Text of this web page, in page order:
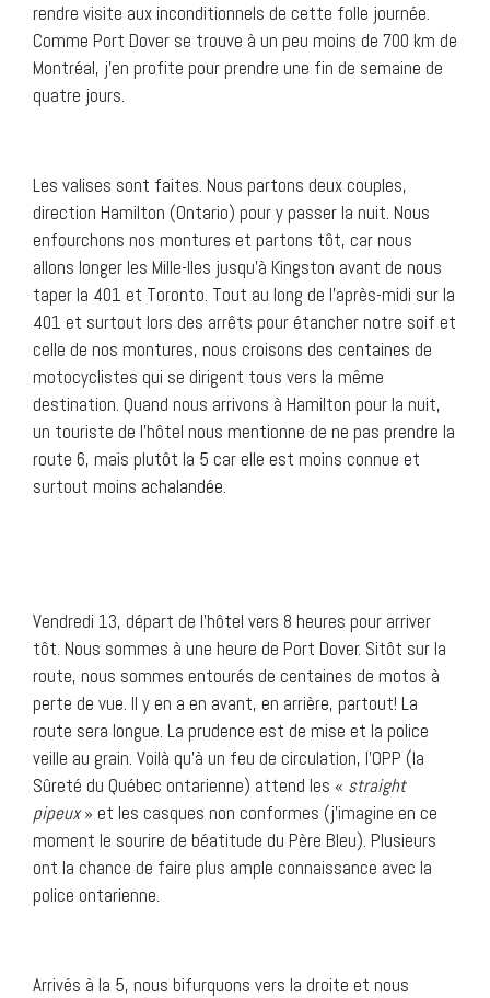
rendre visite aux inconditionnels de cette folle journée.
Comme Port Dover se trouve à un peu moins de 700 km de
Montréal, j’en profite pour prendre une fin de semaine de
quatre jours.
Les valises sont faites. Nous partons deux couples,
direction Hamilton (Ontario) pour y passer la nuit. Nous
enfourchons nos montures et partons tôt, car nous
allons longer les Mille-Iles jusqu’à Kingston avant de nous
taper la 401 et Toronto. Tout au long de l’après-midi sur la
401 et surtout lors des arrêts pour étancher notre soif et
celle de nos montures, nous croisons des centaines de
motocyclistes qui se dirigent tous vers la même
destination. Quand nous arrivons à Hamilton pour la nuit,
un touriste de l’hôtel nous mentionne de ne pas prendre la
route 6, mais plutôt la 5 car elle est moins connue et
surtout moins achalandée.
Vendredi 13, départ de l’hôtel vers 8 heures pour arriver
tôt. Nous sommes à une heure de Port Dover. Sitôt sur la
route, nous sommes entourés de centaines de motos à
perte de vue. Il y en a en avant, en arrière, partout! La
route sera longue. La prudence est de mise et la police
veille au grain. Voilà qu’à un feu de circulation, l’OPP (la
Sûreté du Québec ontarienne) attend les « straight
pipeux» et les casques non conformes (j’imagine en ce
moment le sourire de béatitude du Père Bleu). Plusieurs
ont la chance de faire plus ample connaissance avec la
police ontarienne.
Arrivés à la 5, nous bifurquons vers la droite et nous